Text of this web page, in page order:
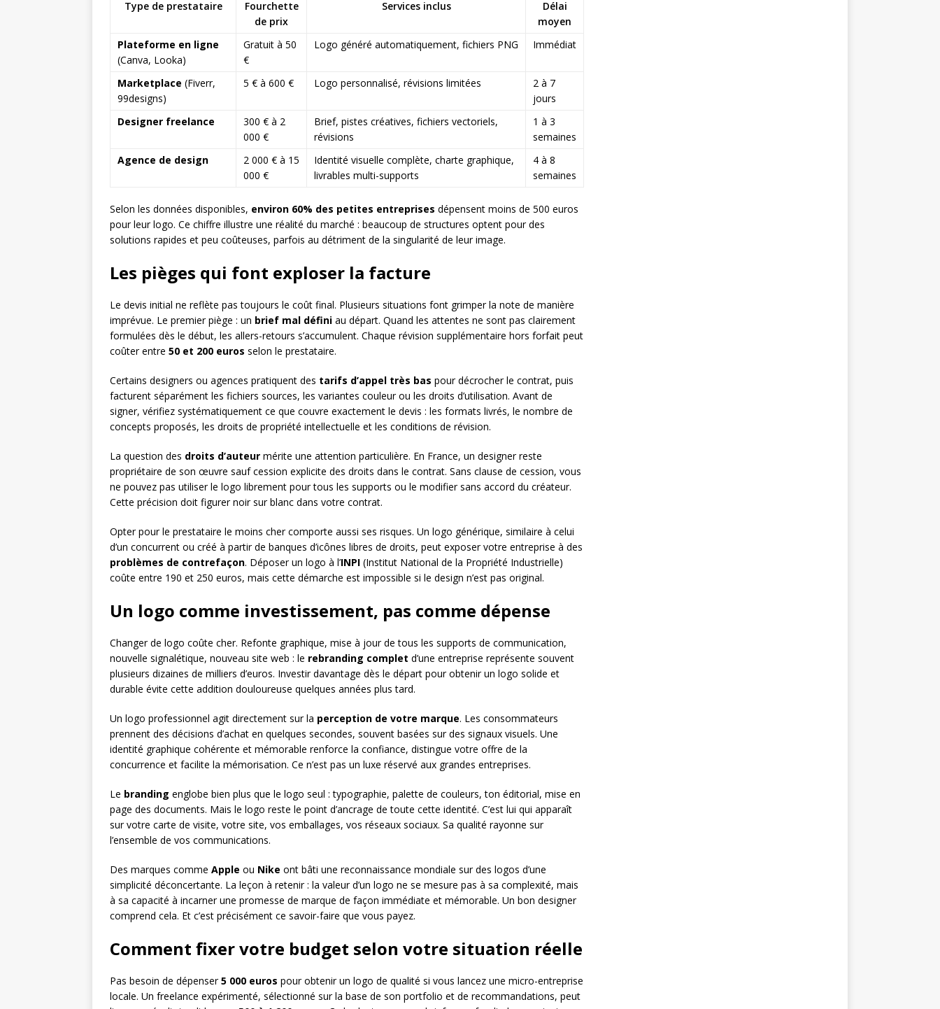
Type de prestataire
Fourchette
de prix
Services inclus
Délai
moyen
Plateforme en ligne
(Canva, Looka)
Gratuit à 50
€
Logo généré automatiquement, fichiers PNG Immédiat
Marketplace (Fiverr,
99designs)
5 € à 600 € Logo personnalisé, révisions limitées
2 à 7
jours
Designer freelance
300 € à 2
000 €
Brief, pistes créatives, fichiers vectoriels,
révisions
1 à 3
semaines
Agence de design
2 000 € à 15
000 €
Identité visuelle complète, charte graphique,
livrables multi-supports
4 à 8
semaines
Selon les données disponibles, environ 60% des petites entreprises dépensent moins de 500 euros
pour leur logo. Ce chiffre illustre une réalité du marché : beaucoup de structures optent pour des
solutions rapides et peu coûteuses, parfois au détriment de la singularité de leur image.
Les pièges qui font exploser la facture
Le devis initial ne reflète pas toujours le coût final. Plusieurs situations font grimper la note de manière
imprévue. Le premier piège : un brief mal défini au départ. Quand les attentes ne sont pas clairement
formulées dès le début, les allers-retours s’accumulent. Chaque révision supplémentaire hors forfait peut
coûter entre 50 et 200 euros selon le prestataire.
Certains designers ou agences pratiquent des tarifs d’appel très bas pour décrocher le contrat, puis
facturent séparément les fichiers sources, les variantes couleur ou les droits d’utilisation. Avant de
signer, vérifiez systématiquement ce que couvre exactement le devis : les formats livrés, le nombre de
concepts proposés, les droits de propriété intellectuelle et les conditions de révision.
La question des droits d’auteur mérite une attention particulière. En France, un designer reste
propriétaire de son œuvre sauf cession explicite des droits dans le contrat. Sans clause de cession, vous
ne pouvez pas utiliser le logo librement pour tous les supports ou le modifier sans accord du créateur.
Cette précision doit figurer noir sur blanc dans votre contrat.
Opter pour le prestataire le moins cher comporte aussi ses risques. Un logo générique, similaire à celui
d’un concurrent ou créé à partir de banques d’icônes libres de droits, peut exposer votre entreprise à des
problèmes de contrefaçon. Déposer un logo à l’INPI (Institut National de la Propriété Industrielle)
coûte entre 190 et 250 euros, mais cette démarche est impossible si le design n’est pas original.
Un logo comme investissement, pas comme dépense
Changer de logo coûte cher. Refonte graphique, mise à jour de tous les supports de communication,
nouvelle signalétique, nouveau site web : le rebranding complet d’une entreprise représente souvent
plusieurs dizaines de milliers d’euros. Investir davantage dès le départ pour obtenir un logo solide et
durable évite cette addition douloureuse quelques années plus tard.
Un logo professionnel agit directement sur la perception de votre marque. Les consommateurs
prennent des décisions d’achat en quelques secondes, souvent basées sur des signaux visuels. Une
identité graphique cohérente et mémorable renforce la confiance, distingue votre offre de la
concurrence et facilite la mémorisation. Ce n’est pas un luxe réservé aux grandes entreprises.
Le branding englobe bien plus que le logo seul : typographie, palette de couleurs, ton éditorial, mise en
page des documents. Mais le logo reste le point d’ancrage de toute cette identité. C’est lui qui apparaît
sur votre carte de visite, votre site, vos emballages, vos réseaux sociaux. Sa qualité rayonne sur
l’ensemble de vos communications.
Des marques comme Apple ou Nike ont bâti une reconnaissance mondiale sur des logos d’une
simplicité déconcertante. La leçon à retenir : la valeur d’un logo ne se mesure pas à sa complexité, mais
à sa capacité à incarner une promesse de marque de façon immédiate et mémorable. Un bon designer
comprend cela. Et c’est précisément ce savoir-faire que vous payez.
Comment fixer votre budget selon votre situation réelle
Pas besoin de dépenser5 000 euros pour obtenir un logo de qualité si vous lancez une micro-entreprise
locale. Un freelance expérimenté, sélectionné sur la base de son portfolio et de recommandations, peut